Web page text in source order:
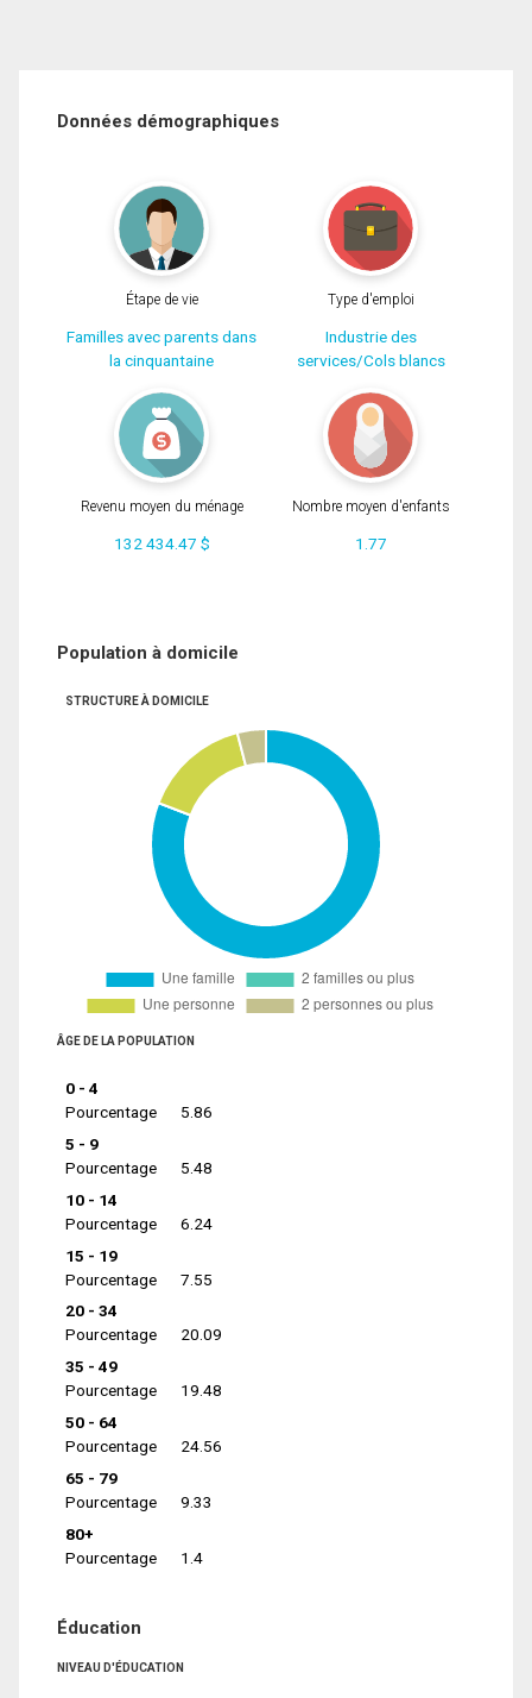
Données démographiques
Étape de vie
Familles avec parents dans
la cinquantaine
Type d'emploi
Industrie des
services/Cols blancs
Revenu moyen du ménage
132 434.47 $
Nombre moyen d'enfants
1.77
Population à domicile
STRUCTURE À DOMICILE
ÂGE DE LA POPULATION
0 - 4
Pourcentage
5.86
5 - 9
Pourcentage
5.48
10 - 14
Pourcentage
6.24
15 - 19
Pourcentage
7.55
20 - 34
Pourcentage
20.09
35 - 49
Pourcentage
19.48
50 - 64
Pourcentage
24.56
65 - 79
Pourcentage
9.33
80+
Pourcentage
1.4
Éducation
NIVEAU D'ÉDUCATION